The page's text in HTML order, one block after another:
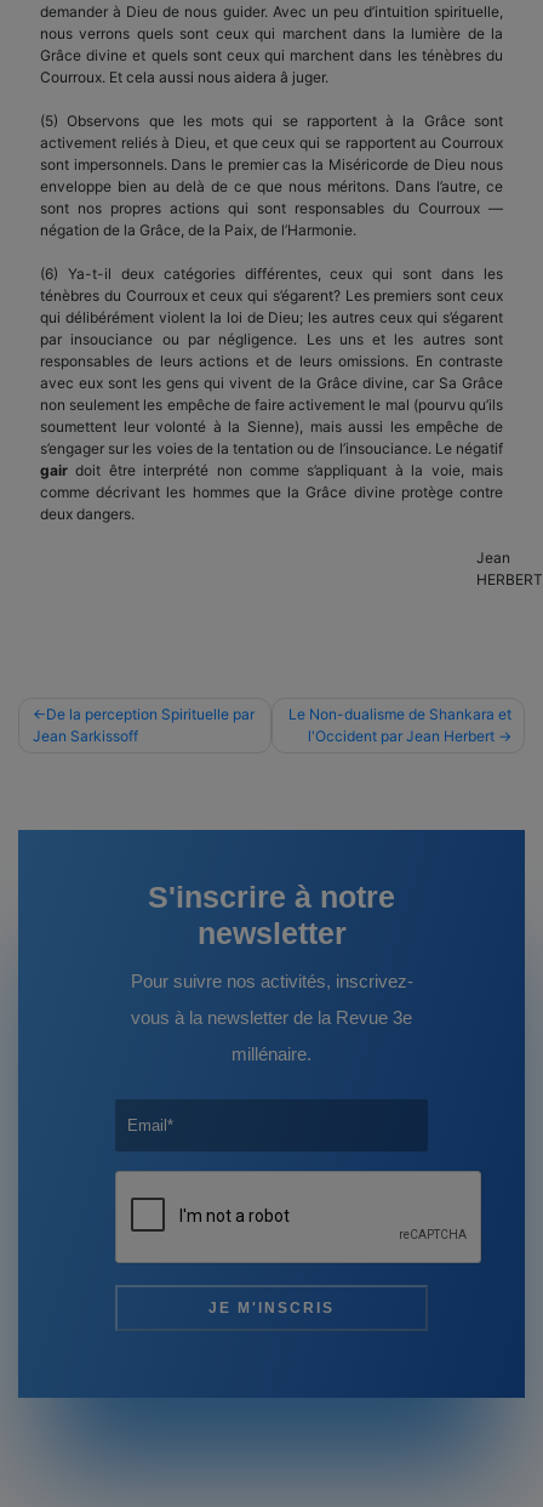
demander à Dieu de nous guider. Avec un peu d’intuition spirituelle,
nous verrons quels sont ceux qui marchent dans la lumière de la
Grâce divine et quels sont ceux qui marchent dans les ténèbres du
Courroux. Et cela aussi nous aidera â juger.
(5) Observons que les mots qui se rapportent à la Grâce sont
activement reliés à Dieu, et que ceux qui se rapportent au Courroux
sont impersonnels. Dans le premier cas la Miséricorde de Dieu nous
enveloppe bien au delà de ce que nous méritons. Dans l’autre, ce
sont nos propres actions qui sont responsables du Courroux —
négation de la Grâce, de la Paix, de l’Harmonie.
(6) Ya-t-il deux catégories différentes, ceux qui sont dans les
ténèbres du Courroux et ceux qui s’égarent? Les premiers sont ceux
qui délibérément violent la loi de Dieu; les autres ceux qui s’égarent
par insouciance ou par négligence. Les uns et les autres sont
responsables de leurs actions et de leurs omissions. En contraste
avec eux sont les gens qui vivent de la Grâce divine, car Sa Grâce
non seulement les empêche de faire activement le mal (pourvu qu’ils
soumettent leur volonté à la Sienne), mais aussi les empêche de
s’engager sur les voies de la tentation ou de l’insouciance. Le négatif
gair doit être interprété non comme s’appliquant à la voie, mais
comme décrivant les hommes que la Grâce divine protège contre
deux dangers.
Jean
HERBERT
Navigation
de
De la perception Spirituelle par
Jean Sarkissoff
Le Non-dualisme de Shankara et
l'Occident par Jean Herbert
S'inscrire à notre
newsletter
Pour suivre nos activités, inscrivez-
vous à la newsletter de la Revue 3e
millénaire.